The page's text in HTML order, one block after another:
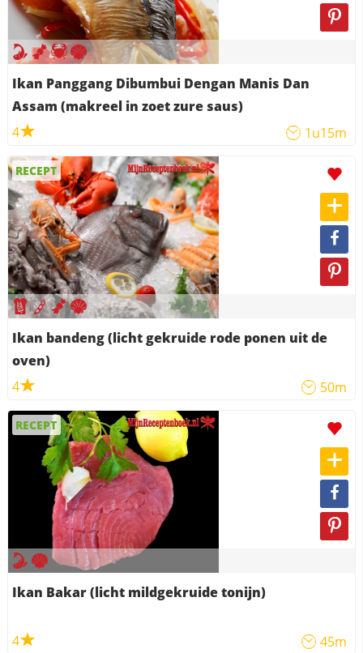
Ikan Panggang Dibumbui Dengan Manis Dan
Assam (makreel in zoet zure saus)
4
1u15m
RECEPT
Ikan bandeng (licht gekruide rode ponen uit de
oven)
4
50m
RECEPT
Ikan Bakar (licht mildgekruide tonijn)
4 45m